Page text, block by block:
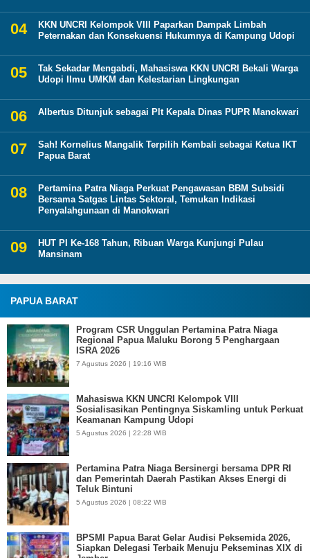
KKN UNCRI Kelompok VIII Paparkan Dampak Limbah
Peternakan dan Konsekuensi Hukumnya di Kampung Udopi
Tak Sekadar Mengabdi, Mahasiswa KKN UNCRI Bekali Warga
Udopi Ilmu UMKM dan Kelestarian Lingkungan
Albertus Ditunjuk sebagai Plt Kepala Dinas PUPR Manokwari
Sah! Kornelius Mangalik Terpilih Kembali sebagai Ketua IKT
Papua Barat
Pertamina Patra Niaga Perkuat Pengawasan BBM Subsidi
Bersama Satgas Lintas Sektoral, Temukan Indikasi
Penyalahgunaan di Manokwari
HUT PI Ke-168 Tahun, Ribuan Warga Kunjungi Pulau
Mansinam
PAPUA BARAT
Program CSR Unggulan Pertamina Patra Niaga
Regional Papua Maluku Borong 5 Penghargaan
ISRA 2026
7 Agustus 2026 | 19:16 WIB
Mahasiswa KKN UNCRI Kelompok VIII
Sosialisasikan Pentingnya Siskamling untuk Perkuat
Keamanan Kampung Udopi
5 Agustus 2026 | 22:28 WIB
Pertamina Patra Niaga Bersinergi bersama DPR RI
dan Pemerintah Daerah Pastikan Akses Energi di
Teluk Bintuni
5 Agustus 2026 | 08:22 WIB
BPSMI Papua Barat Gelar Audisi Peksemida 2026,
Siapkan Delegasi Terbaik Menuju Pekseminas XIX di